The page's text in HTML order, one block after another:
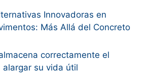
Innovadoras en
Más Allá del Concreto
correctamente el
su vida útil